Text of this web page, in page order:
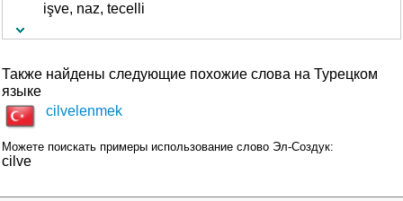
işve, naz, tecelli
Также найдены следующие похожие слова на Турецком
языке
cilvelenmek
Можете поискать примеры использование слово Эл-Создук:
cilve